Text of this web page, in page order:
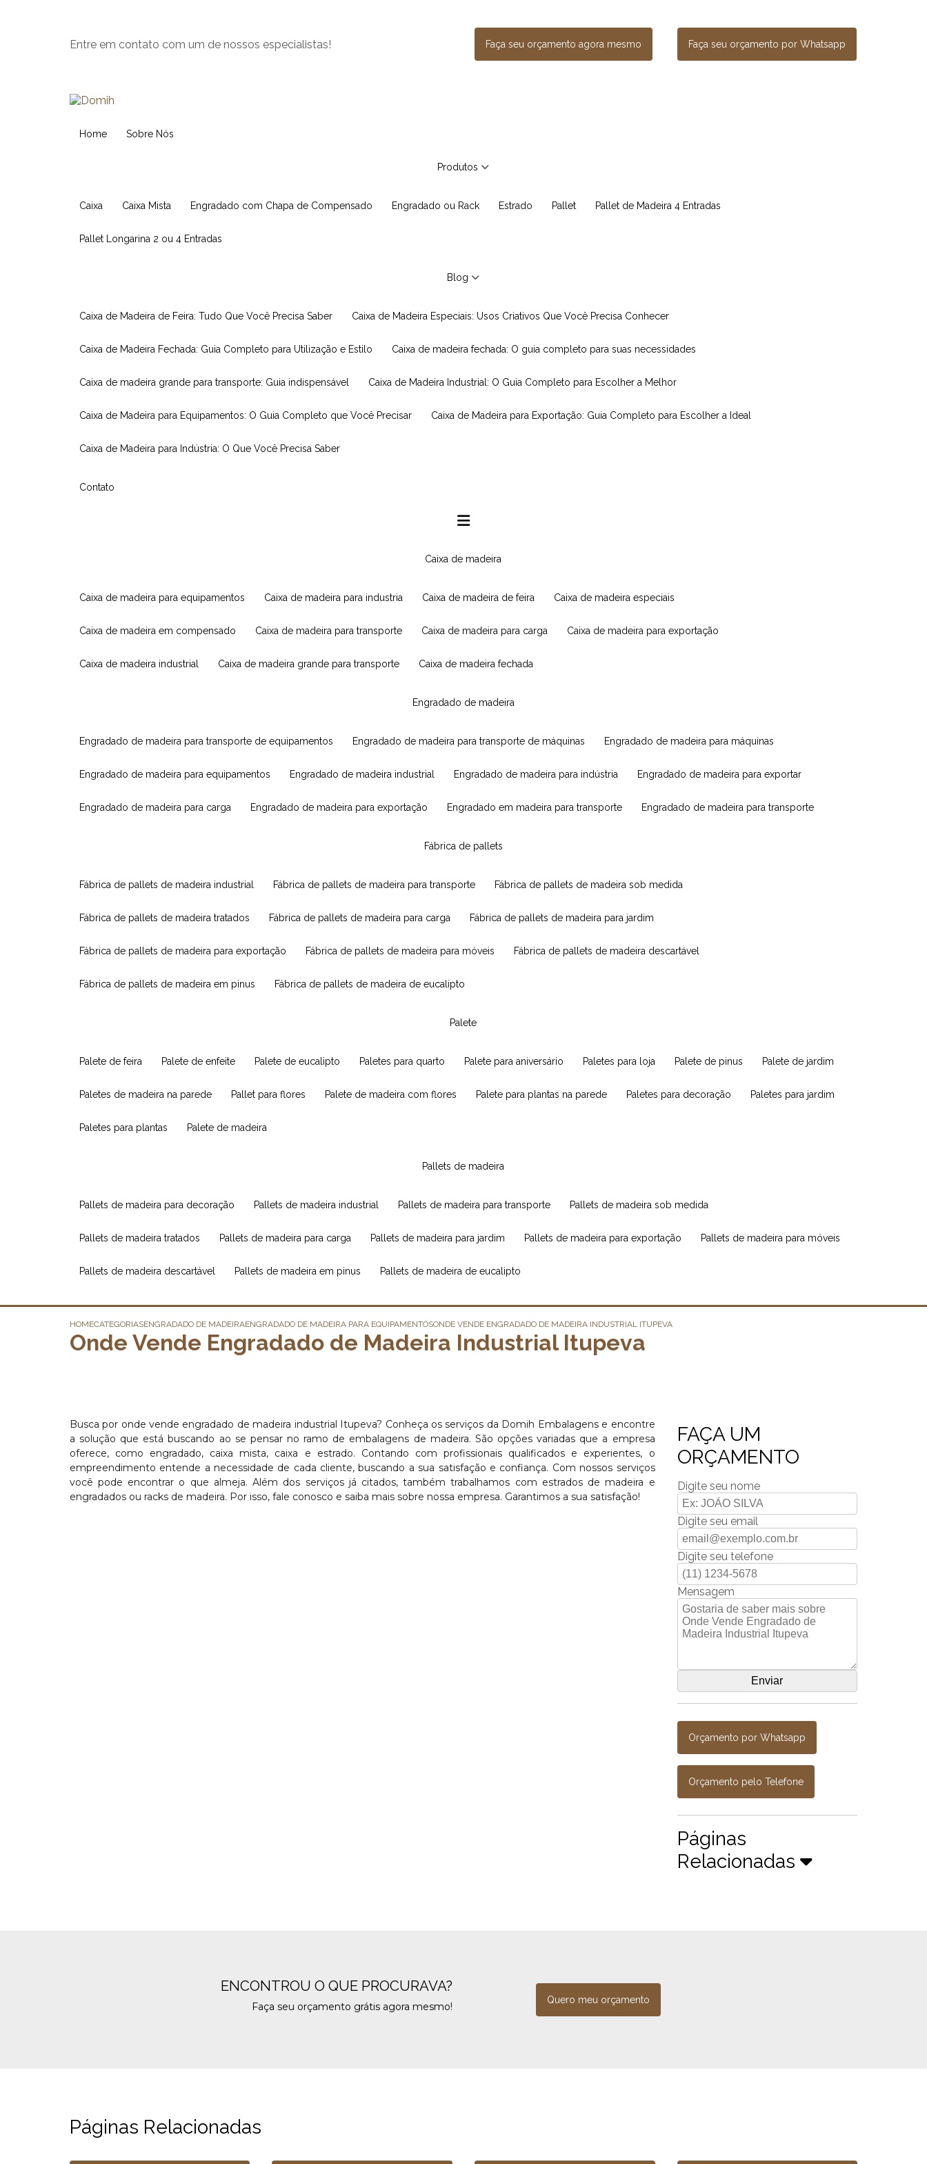
Entre em contato com um de nossos especialistas! Faça seu orçamento agora mesmo Faça seu orçamento por Whatsapp
Home Sobre Nós
Produtos
Caixa Caixa Mista Engradado com Chapa de Compensado Engradado ou Rack Estrado Pallet Pallet de Madeira 4 Entradas
Pallet Longarina 2 ou 4 Entradas
Blog
Caixa de Madeira de Feira: Tudo Que Você Precisa Saber Caixa de Madeira Especiais: Usos Criativos Que Você Precisa Conhecer
Caixa de Madeira Fechada: Guia Completo para Utilização e Estilo Caixa de madeira fechada: O guia completo para suas necessidades
Caixa de madeira grande para transporte: Guia indispensável Caixa de Madeira Industrial: O Guia Completo para Escolher a Melhor
Caixa de Madeira para Equipamentos: O Guia Completo que Você Precisar Caixa de Madeira para Exportação: Guia Completo para Escolher a Ideal
Caixa de Madeira para Indústria: O Que Você Precisa Saber
Contato
caixa de madeira
caixa de madeira para equipamentos caixa de madeira para industria caixa de madeira de feira caixa de madeira especiais
caixa de madeira em compensado caixa de madeira para transporte caixa de madeira para carga caixa de madeira para exportação
caixa de madeira industrial caixa de madeira grande para transporte caixa de madeira fechada
engradado de madeira
engradado de madeira para transporte de equipamentos engradado de madeira para transporte de máquinas engradado de madeira para máquinas
engradado de madeira para equipamentos engradado de madeira industrial engradado de madeira para indústria engradado de madeira para exportar
engradado de madeira para carga engradado de madeira para exportação engradado em madeira para transporte engradado de madeira para transporte
fábrica de pallets
fábrica de pallets de madeira industrial fábrica de pallets de madeira para transporte fábrica de pallets de madeira sob medida
fábrica de pallets de madeira tratados fábrica de pallets de madeira para carga fábrica de pallets de madeira para jardim
fábrica de pallets de madeira para exportação fábrica de pallets de madeira para móveis fábrica de pallets de madeira descartável
fábrica de pallets de madeira em pinus fábrica de pallets de madeira de eucalipto
palete
palete de feira palete de enfeite palete de eucalipto paletes para quarto palete para aniversário paletes para loja palete de pinus palete de jardim
paletes de madeira na parede pallet para flores palete de madeira com flores palete para plantas na parede paletes para decoração paletes para jardim
paletes para plantas palete de madeira
pallets de madeira
pallets de madeira para decoração pallets de madeira industrial pallets de madeira para transporte pallets de madeira sob medida
pallets de madeira tratados pallets de madeira para carga pallets de madeira para jardim pallets de madeira para exportação pallets de madeira para móveis
pallets de madeira descartável pallets de madeira em pinus pallets de madeira de eucalipto
HOMECATEGORIASENGRADADO DE MADEIRAENGRADADO DE MADEIRA PARA EQUIPAMENTOSONDE VENDE ENGRADADO DE MADEIRA INDUSTRIAL ITUPEVA
Onde Vende Engradado de Madeira Industrial Itupeva
Busca por onde vende engradado de madeira industrial Itupeva? Conheça os serviços da Domih Embalagens e encontre
a solução que está buscando ao se pensar no ramo de embalagens de madeira. São opções variadas que a empresa
oferece, como engradado, caixa mista, caixa e estrado. Contando com profissionais qualificados e experientes, o
empreendimento entende a necessidade de cada cliente, buscando a sua satisfação e confiança. Com nossos serviços
você pode encontrar o que almeja. Além dos serviços já citados, também trabalhamos com estrados de madeira e
engradados ou racks de madeira. Por isso, fale conosco e saiba mais sobre nossa empresa. Garantimos a sua satisfação!
FAÇA UM
ORÇAMENTO
Digite seu nome
Digite seu email
Digite seu telefone
Mensagem
Orçamento por Whatsapp
Orçamento pelo Telefone
Páginas
Relacionadas
ENCONTROU O QUE PROCURAVA?
Faça seu orçamento grátis agora mesmo!
Quero meu orçamento
Páginas Relacionadas